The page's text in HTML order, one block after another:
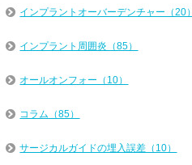
インプラントオーバーデンチャー（20）
インプラント周囲炎（85）
オールオンフォー（10）
コラム（85）
サージカルガイドの埋入誤差（10）